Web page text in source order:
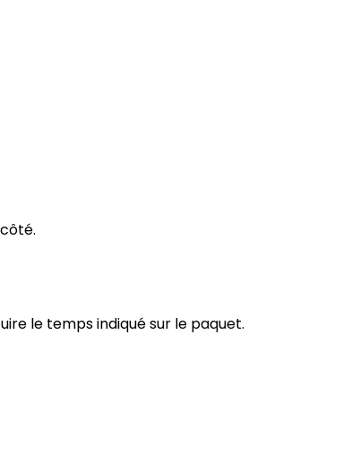
le temps indiqué sur le paquet.